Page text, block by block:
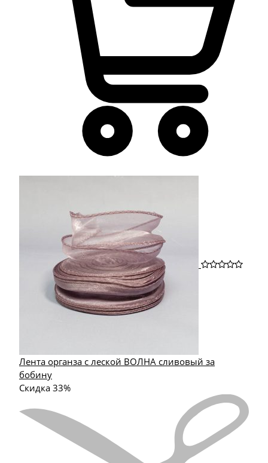
Лента органза с леской ВОЛНА сливовый за
бобину
Скидка 33%